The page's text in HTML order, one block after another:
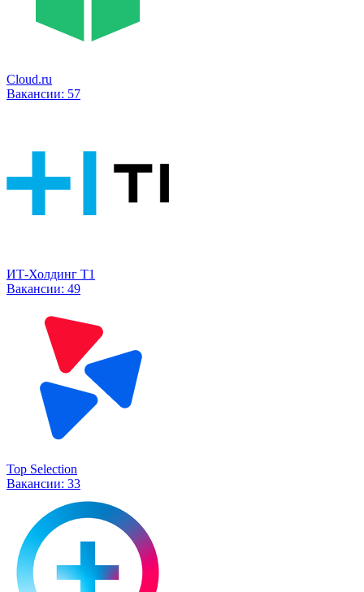
Cloud.ru
Вакансии: 57
ИТ-Холдинг Т1
Вакансии: 49
Top Selection
Вакансии: 33